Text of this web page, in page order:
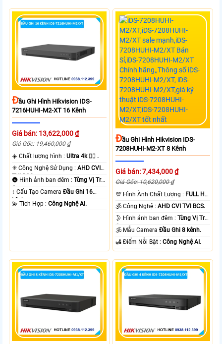
ĐẦu Ghi Hình Hikvision IDS-
7216HUHI-M2-XT 16 Kênh
Giá bán: 13,622,000 ₫
Giá Gốc: 19,460,000 ₫
☀️ Chất lượng hình :Ultra 4k 👍🏾 .
✳️ Công Nghệ Sử Dụng :AHD CVI
TVI BCS.
🌚 Hình ảnh ban đêm :Từng Vị Trí
Camera .
↕️ Cấu Tạo CameraĐầu Ghi 16
kênh.
️💫 Tích Hợp :Công Nghệ AI.
ĐẦu Ghi Hình Hikvision IDS-
7208HUHI-M2-XT 8 Kênh
Giá bán: 7,434,000 ₫
Giá Gốc: 10,620,000 ₫
💯 Hình Ành Chất Lượng : FULL HD
1080P .
🕉️ Công Nghệ :AHD CVI TVI BCS.
🌛 Hình ảnh ban đêm :Từng Vị Trí
Camera .
🕉️ Mẫu CameraĐầu Ghi 8 kênh.
️🛃 Điểm Nỗi Bật :Công Nghệ AI.